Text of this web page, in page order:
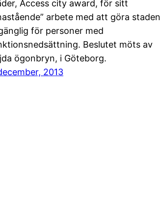
Access city award, för sitt
arbete med att göra staden
för personer med
Beslutet möts av
ögonbryn, i Göteborg.
2013